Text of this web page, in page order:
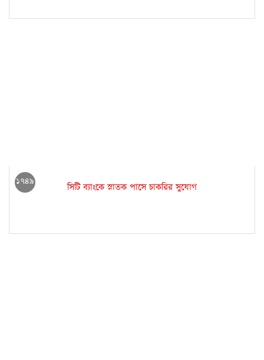
১৭৪৯ সিটি ব্যাংকে স্নাতক পাসে চাকরির সুযোগ